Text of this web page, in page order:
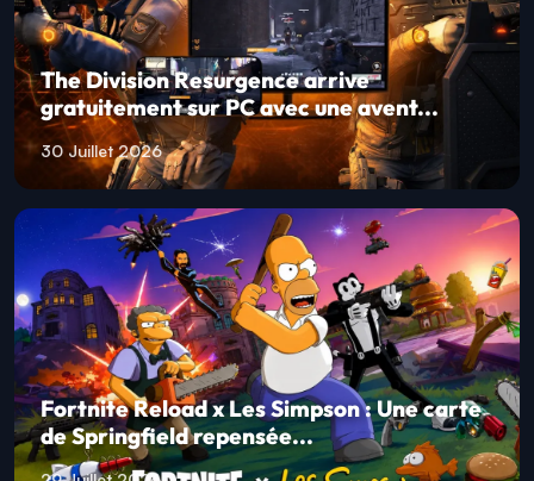
The Division Resurgence arrive
gratuitement sur PC avec une avent...
30 Juillet 2026
Fortnite Reload x Les Simpson : Une carte
de Springfield repensée...